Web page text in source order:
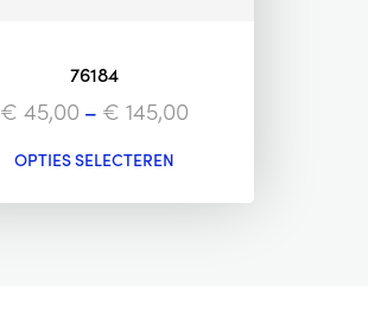
76184
€ 45,00 – € 145,00
OPTIES SELECTEREN